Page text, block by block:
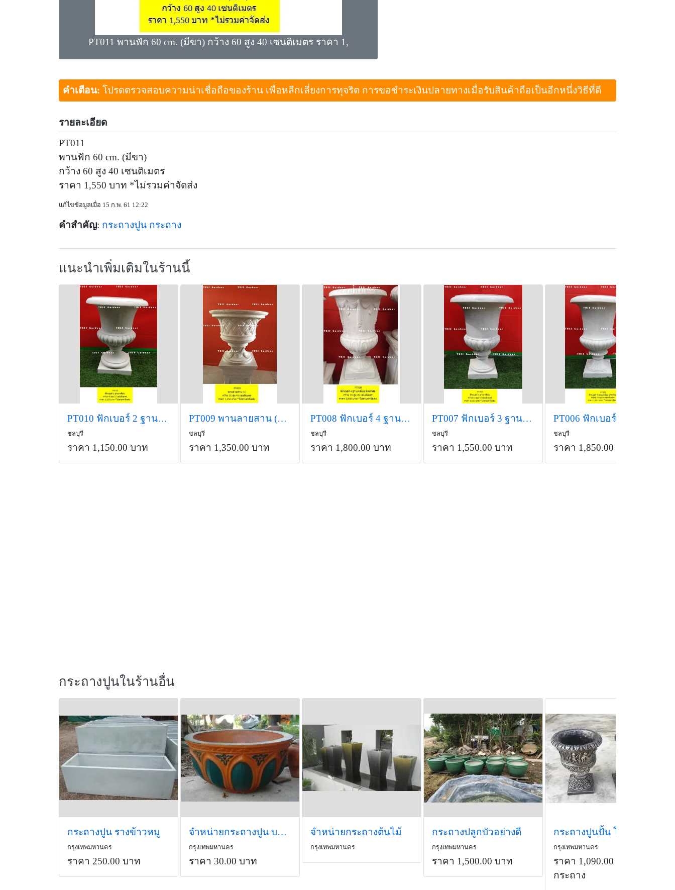
PT011 พานฟัก 60 cm. (มีขา) กว้าง 60 สูง 40 เซนติเมตร ราคา 1,
คำเตือน: โปรดตรวจสอบความน่าเชื่อถือของร้าน เพื่อหลีกเลี่ยงการทุจริต การขอชำระเงินปลายทางเมื่อรับสินค้าถือเป็นอีกหนึ่งวิธีที่ดี
รายละเอียด
PT011
พานฟัก 60 cm. (มีขา)
กว้าง 60 สูง 40 เซนติเมตร
ราคา 1,550 บาท *ไม่รวมค่าจัดส่ง
แก้ไขข้อมูลเมื่อ 15 ก.พ. 61 12:22
คำสำคัญ: กระถางปูน กระถาง
แนะนำเพิ่มเติมในร้านนี้
PT010 ฟักเบอร์ 2 ฐานเหลี่ยม กว้าง 45 สูง 57 เซนติเมตร ราคา 1
ชลบุรี
ราคา 1,150.00 บาท
PT009 พานลายสาน (G) กว้าง 55 สูง 49 เซนติเมตร ราคา 1,350 บาท
ชลบุรี
ราคา 1,350.00 บาท
PT008 ฟักเบอร์ 4 ฐานเหลี่ยม ติดมาลัย กว้าง 55 สูง 85 เซนติเม
ชลบุรี
ราคา 1,800.00 บาท
PT007 ฟักเบอร์ 3 ฐานเหลี่ยม กว้าง 55 สูง 72 เซนติเมตร ราคา 1
ชลบุรี
ราคา 1,550.00 บาท
ชลบุรี
ราคา 1,850.00 บาท
กระถางปูนในร้านอื่น
กระถางปูน รางข้าวหมู
กรุงเทพมหานคร
ราคา 250.00 บาท
จำหน่ายกระถางปูน บอนไซ
กรุงเทพมหานคร
ราคา 30.00 บาท
จำหน่ายกระถางต้นไม้
กรุงเทพมหานคร
กระถางปลูกบัวอย่างดี
กรุงเทพมหานคร
ราคา 1,500.00 บาท
กรุงเทพมหานคร
ราคา 1,090.00 บาท
กระถาง